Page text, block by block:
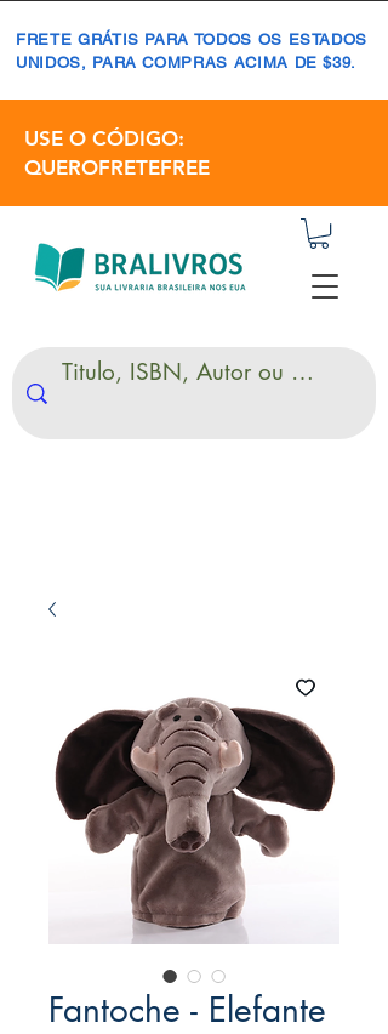
FRETE GRÁTIS PARA TODOS OS ESTADOS
UNIDOS, PARA COMPRAS ACIMA DE $39.
USE O CÓDIGO:
QUEROFRETEFREE
Fantoche - Elefante